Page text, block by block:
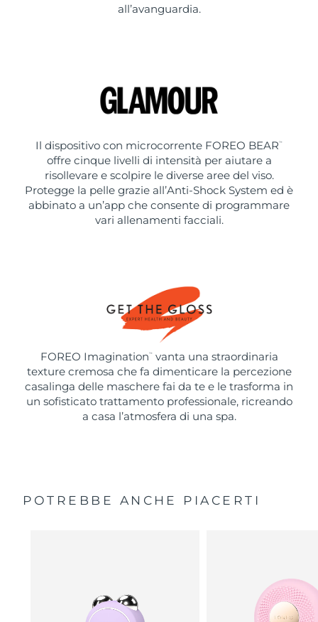
all’avanguardia.
Il dispositivo con microcorrente FOREO BEAR ™
offre cinque livelli di intensità per aiutare a
risollevare e scolpire le diverse aree del viso.
Protegge la pelle grazie all’Anti-Shock System ed è
abbinato a un’app che consente di programmare
vari allenamenti facciali.
FOREO Imagination ™
vanta una straordinaria
texture cremosa che fa dimenticare la percezione
casalinga delle maschere fai da te e le trasforma in
un sofisticato trattamento professionale, ricreando
a casa l’atmosfera di una spa.
POTREBBE ANCHE PIACERTI